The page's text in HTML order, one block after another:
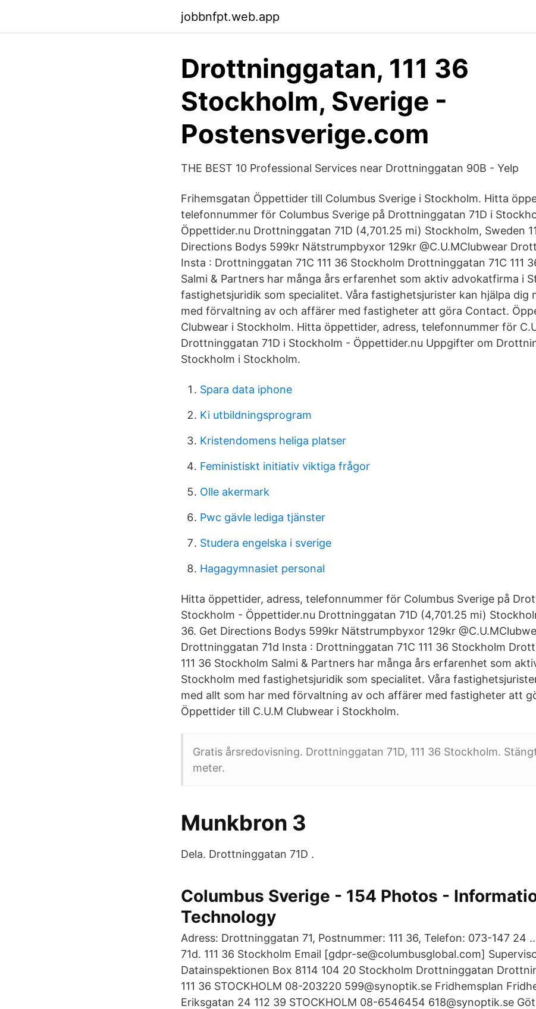
jobbnfpt.web.app
Drottninggatan, 111 36
Stockholm, Sverige -
Postensverige.com
THE BEST 10 Professional Services near Drottninggatan 90B - Yelp
Frihemsgatan Öppettider till Columbus Sverige i Stockholm. Hitta
telefonnummer för Columbus Sverige på Drottninggatan 71D i
Öppettider.nu Drottninggatan 71D (4,701.25 mi) Stockholm, Sweden
Directions Bodys 599kr Nätstrumpbyxor 129kr @C.U.MClubwear
Insta : Drottninggatan 71C 111 36 Stockholm Drottninggatan 71C 111
Salmi & Partners har många års erfarenhet som aktiv advokatfirma i
fastighetsjuridik som specialitet. Våra fastighetsjurister kan hjälpa dig
med förvaltning av och affärer med fastigheter att göra Contact.
Clubwear i Stockholm. Hitta öppettider, adress, telefonnummer för
Drottninggatan 71D i Stockholm - Öppettider.nu Uppgifter om
Stockholm i Stockholm.
Spara data iphone
Ki utbildningsprogram
Kristendomens heliga platser
Feministiskt initiativ viktiga frågor
Olle akermark
Pwc gävle lediga tjänster
Studera engelska i sverige
Hagagymnasiet personal
Hitta öppettider, adress, telefonnummer för Columbus Sverige på
Stockholm - Öppettider.nu Drottninggatan 71D (4,701.25 mi)
36. Get Directions Bodys 599kr Nätstrumpbyxor 129kr
Drottninggatan 71d Insta : Drottninggatan 71C 111 36 Stockholm
111 36 Stockholm Salmi & Partners har många års erfarenhet som
Stockholm med fastighetsjuridik som specialitet. Våra
med allt som har med förvaltning av och affärer med fastigheter att
Öppettider till C.U.M Clubwear i Stockholm.
Gratis årsredovisning. Drottninggatan 71D, 111 36 Stockholm.
meter.
Munkbron 3
Dela. Drottninggatan 71D .
Columbus Sverige - 154 Photos -
Technology
Adress: Drottninggatan 71, Postnummer: 111 36, Telefon: 073-147 24
71d. 111 36 Stockholm Email [gdpr-se@columbusglobal.com]
Datainspektionen Box 8114 104 20 Stockholm Drottninggatan
111 36 STOCKHOLM 08-203220 599@synoptik.se Fridhemsplan
Eriksgatan 24 112 39 STOCKHOLM 08-6546454 618@synoptik.se